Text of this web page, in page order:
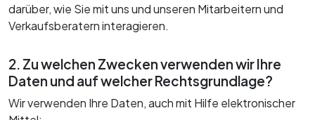
darüber, wie Sie mit uns und unseren Mitarbeitern und
Verkaufsberatern interagieren.
2. Zu welchen Zwecken verwenden wir Ihre
Daten und auf welcher Rechtsgrundlage?
Wir verwenden Ihre Daten, auch mit Hilfe elektronischer